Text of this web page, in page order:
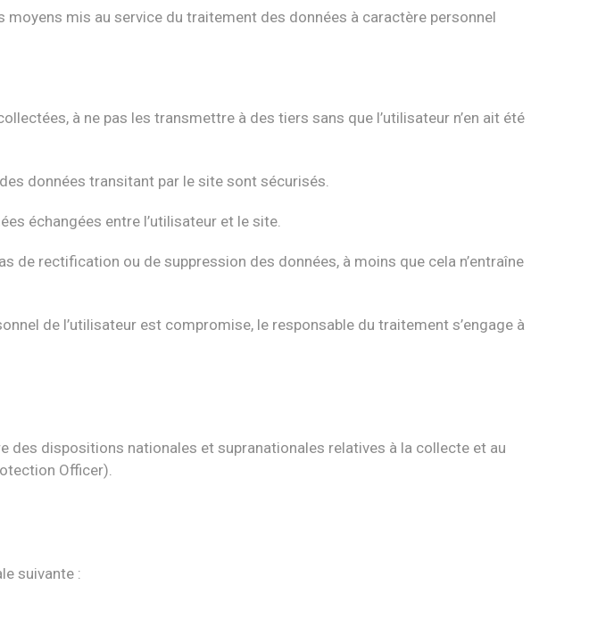
mis au service du traitement des données à caractère personnel
à ne pas les transmettre à des tiers sans que l’utilisateur n’en ait été
données transitant par le site sont sécurisés.
échangées entre l’utilisateur et le site.
de rectification ou de suppression des données, à moins que cela n’entraîne
de l’utilisateur est compromise, le responsable du traitement s’engage à
des dispositions nationales et supranationales relatives à la collecte et au
Officer).
suivante :